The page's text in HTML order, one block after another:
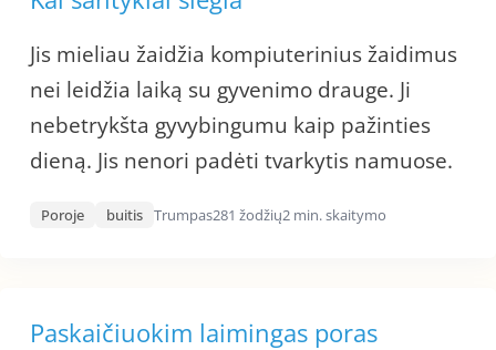
Jis mieliau žaidžia kompiuterinius žaidimus
nei leidžia laiką su gyvenimo drauge. Ji
nebetrykšta gyvybingumu kaip pažinties
dieną. Jis nenori padėti tvarkytis namuose.
Poroje buitis Trumpas281 žodžių2 min. skaitymo
Paskaičiuokim laimingas poras